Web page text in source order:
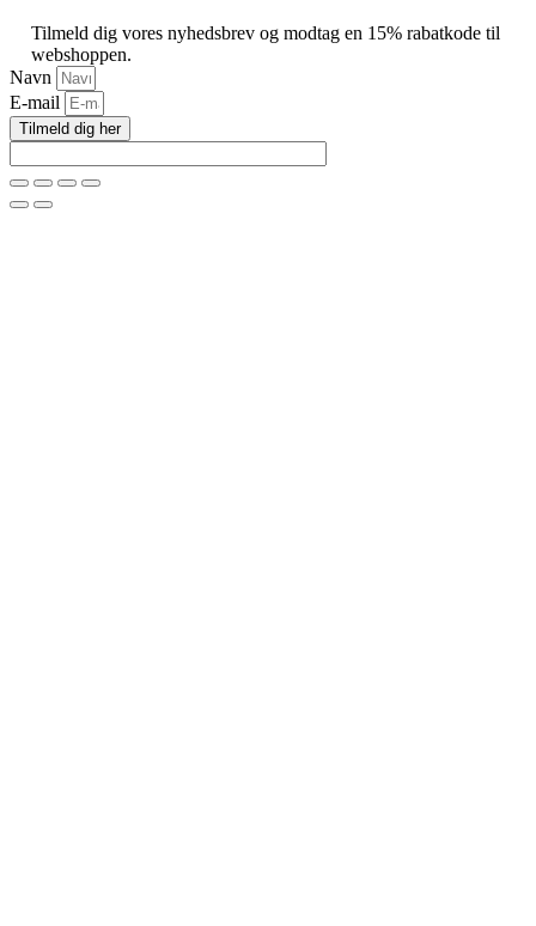
Tilmeld dig vores nyhedsbrev og modtag en 15% rabatkode til
webshoppen.
Navn
E-mail
Tilmeld dig her